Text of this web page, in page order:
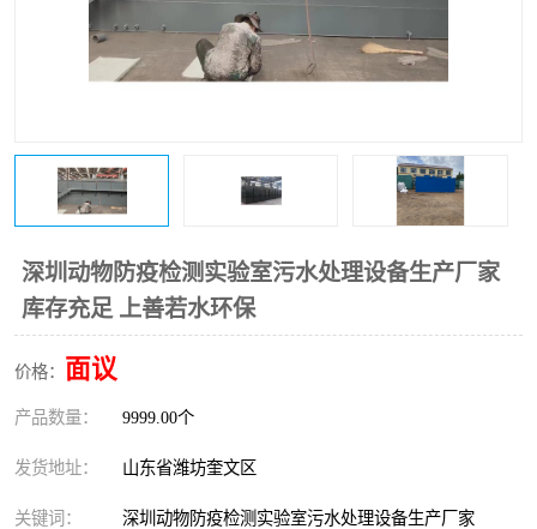
深圳动物防疫检测实验室污水处理设备生产厂家
库存充足 上善若水环保
价格： 面议
产品数量： 9999.00个
发货地址： 山东省潍坊奎文区
关键词： 深圳动物防疫检测实验室污水处理设备生产厂家
一体化污水处理设备 食品制造业污水处理设备
医院辐射污水衰变池